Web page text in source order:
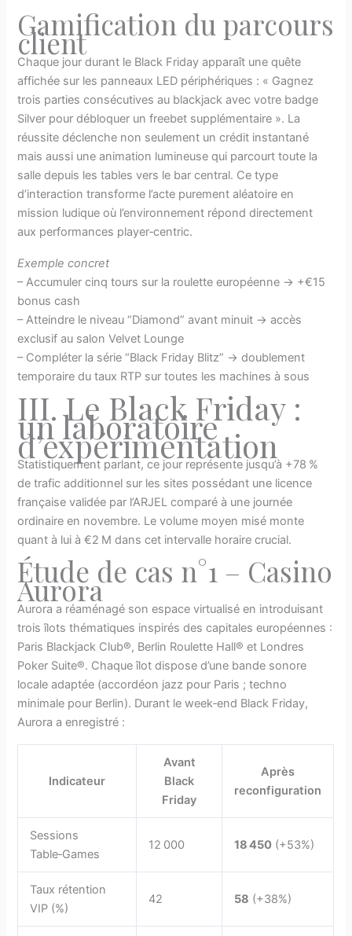
Gamification du parcours
client
Chaque jour durant le Black Friday apparaît une quête
affichée sur les panneaux LED périphériques : « Gagnez
trois parties consécutives au blackjack avec votre badge
Silver pour débloquer un freebet supplémentaire ». La
réussite déclenche non seulement un crédit instantané
mais aussi une animation lumineuse qui parcourt toute la
salle depuis les tables vers le bar central. Ce type
d’interaction transforme l’acte purement aléatoire en
mission ludique où l’environnement répond directement
aux performances player‑centric.
Exemple concret
– Accumuler cinq tours sur la roulette européenne → +€15
bonus cash
– Atteindre le niveau “Diamond” avant minuit → accès
exclusif au salon Velvet Lounge
– Compléter la série “Black Friday Blitz” → doublement
temporaire du taux RTP sur toutes les machines à sous
III. Le Black Friday :
un laboratoire
d’expérimentation
Statistiquement parlant, ce jour représente jusqu’à +78 %
de trafic additionnel sur les sites possédant une licence
française validée par l’ARJEL comparé à une journée
ordinaire en novembre. Le volume moyen misé monte
quant à lui à €2 M dans cet intervalle horaire crucial.
Étude de cas n°1 – Casino
Aurora
Aurora a réaménagé son espace virtualisé en introduisant
trois îlots thématiques inspirés des capitales européennes :
Paris Blackjack Club®, Berlin Roulette Hall® et Londres
Poker Suite®. Chaque îlot dispose d’une bande sonore
locale adaptée (accordéon jazz pour Paris ; techno
minimale pour Berlin). Durant le week‑end Black Friday,
Aurora a enregistré :
Indicateur
Avant
Black
Friday
Après
reconfiguration
Sessions
Table‑Games
12 000 18 450 (+53%)
Taux rétention
VIP (%)
42 58 (+38%)